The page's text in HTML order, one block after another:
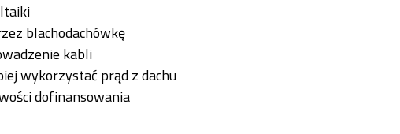
blachodachówkę
kabli
wykorzystać prąd z dachu
dofinansowania